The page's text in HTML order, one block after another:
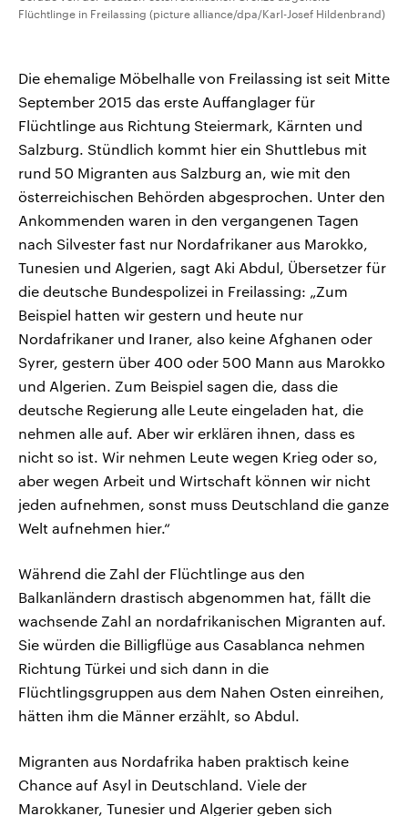
Flüchtlinge in Freilassing (picture alliance/dpa/Karl-Josef Hildenbrand)
Die ehemalige Möbelhalle von Freilassing ist seit Mitte
September 2015 das erste Auffanglager für
Flüchtlinge aus Richtung Steiermark, Kärnten und
Salzburg. Stündlich kommt hier ein Shuttlebus mit
rund 50 Migranten aus Salzburg an, wie mit den
österreichischen Behörden abgesprochen. Unter den
Ankommenden waren in den vergangenen Tagen
nach Silvester fast nur Nordafrikaner aus Marokko,
Tunesien und Algerien, sagt Aki Abdul, Übersetzer für
die deutsche Bundespolizei in Freilassing: „Zum
Beispiel hatten wir gestern und heute nur
Nordafrikaner und Iraner, also keine Afghanen oder
Syrer, gestern über 400 oder 500 Mann aus Marokko
und Algerien. Zum Beispiel sagen die, dass die
deutsche Regierung alle Leute eingeladen hat, die
nehmen alle auf. Aber wir erklären ihnen, dass es
nicht so ist. Wir nehmen Leute wegen Krieg oder so,
aber wegen Arbeit und Wirtschaft können wir nicht
jeden aufnehmen, sonst muss Deutschland die ganze
Welt aufnehmen hier.“
Während die Zahl der Flüchtlinge aus den
Balkanländern drastisch abgenommen hat, fällt die
wachsende Zahl an nordafrikanischen Migranten auf.
Sie würden die Billigflüge aus Casablanca nehmen
Richtung Türkei und sich dann in die
Flüchtlingsgruppen aus dem Nahen Osten einreihen,
hätten ihm die Männer erzählt, so Abdul.
Migranten aus Nordafrika haben praktisch keine
Chance auf Asyl in Deutschland. Viele der
Marokkaner, Tunesier und Algerier geben sich